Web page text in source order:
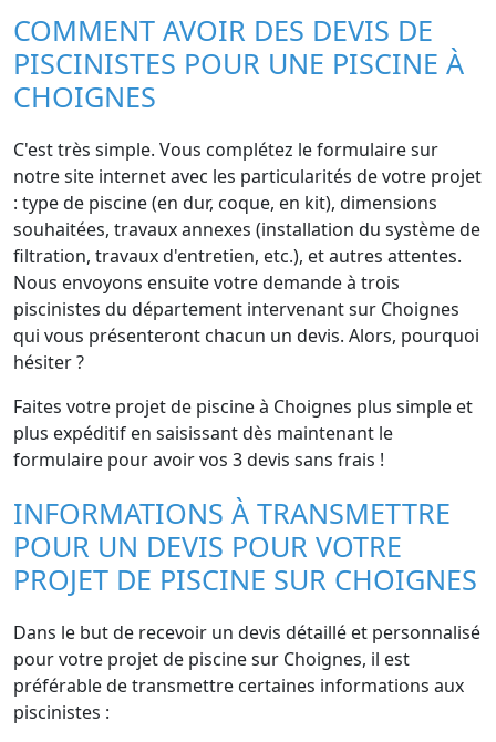
COMMENT AVOIR DES DEVIS DE
PISCINISTES POUR UNE PISCINE À
CHOIGNES
C'est très simple. Vous complétez le formulaire sur
notre site internet avec les particularités de votre projet
: type de piscine (en dur, coque, en kit), dimensions
souhaitées, travaux annexes (installation du système de
filtration, travaux d'entretien, etc.), et autres attentes.
Nous envoyons ensuite votre demande à trois
piscinistes du département intervenant sur Choignes
qui vous présenteront chacun un devis. Alors, pourquoi
hésiter ?
Faites votre projet de piscine à Choignes plus simple et
plus expéditif en saisissant dès maintenant le
formulaire pour avoir vos 3 devis sans frais !
INFORMATIONS À TRANSMETTRE
POUR UN DEVIS POUR VOTRE
PROJET DE PISCINE SUR CHOIGNES
Dans le but de recevoir un devis détaillé et personnalisé
pour votre projet de piscine sur Choignes, il est
préférable de transmettre certaines informations aux
piscinistes :